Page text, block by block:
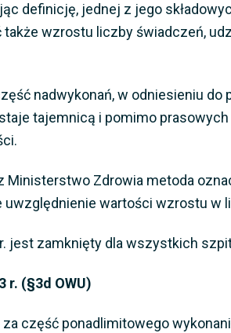
definicję, jednej z jego
wzrostu liczby świadczeń,
nadwykonań, w odniesieniu
tajemnicą i pomimo
Ministerstwo Zdrowia metoda
uwzględnienie wartości wzrostu
jest zamknięty dla wszystkich
(§3d OWU)
za część ponadlimitowego